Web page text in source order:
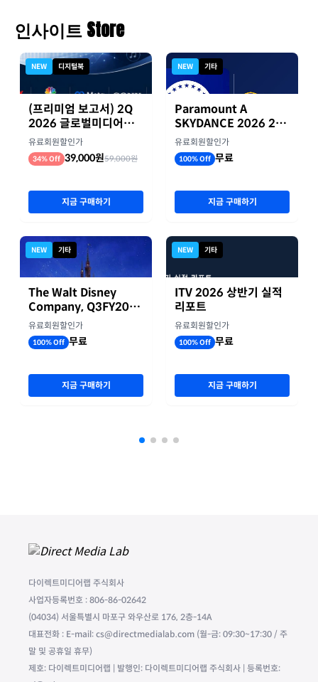
인사이트 Store
NEW 디지털북
(프리미엄 보고서) 2Q
2026 글로벌미디어기
업 실적 종합 보고서
유료회원할인가
34% Off 39,000원59,000원
지금 구매하기
NEW 기타
The Walt Disney
Company, Q3FY2026
실적자료
유료회원할인가
100% Off 무료
지금 구매하기
NEW 기타
Paramount A
SKYDANCE 2026 2분
기 실적
유료회원할인가
100% Off 무료
지금 구매하기
NEW 기타
ITV 2026 상반기 실적
리포트
유료회원할인가
100% Off 무료
지금 구매하기
다이렉트미디어랩 주식회사
사업자등록번호 : 806-86-02642
(04034) 서울특별시 마포구 와우산로 176, 2층-14A
대표전화 : E-mail: cs@directmedialab.com (월-금: 09:30~17:30 / 주
말 및 공휴일 휴무)
제호: 다이렉트미디어랩 | 발행인: 다이렉트미디어랩 주식회사 | 등록번호: